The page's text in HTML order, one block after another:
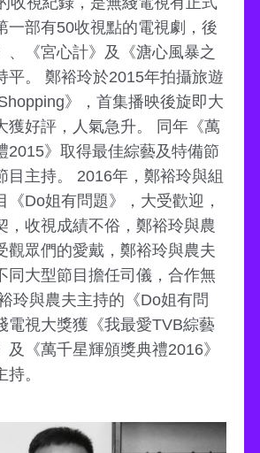
一部有50收視點的電視劇，後
、《宮心計》及《溏心風暴之
平。 鄭裕玲於2015年拍攝旅遊
》，首集播映後旋即大
獲好評，人氣急升。 同年《萬
2015》取得最佳綜藝及特備節
目主持。 2016年，鄭裕玲與組
《Do姐有問題》，大受歡迎，
，收視成績不俗，鄭裕玲與農
觀眾們的愛戴，鄭裕玲與農夫
同大型節目擔任司儀，合作無
玲與農夫主持的《Do姐有問
電視大獎獲《我最愛TVB綜藝
及《萬千星輝頒獎典禮2016》
。